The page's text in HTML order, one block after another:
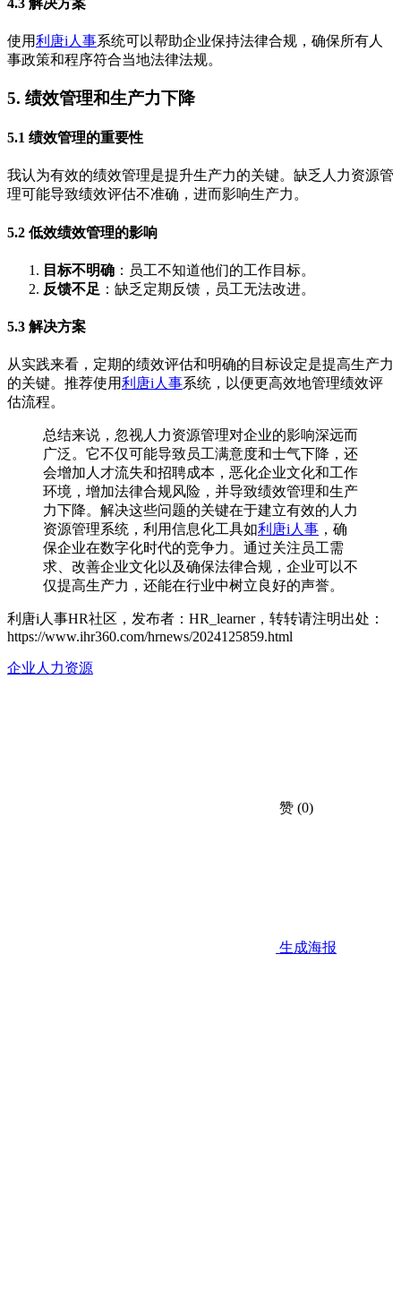
使用利唐i人事系统可以帮助企业保持法律合规，确保所有人
事政策和程序符合当地法律法规。
5. 绩效管理和生产力下降
5.1 绩效管理的重要性
我认为有效的绩效管理是提升生产力的关键。缺乏人力资源管
理可能导致绩效评估不准确，进而影响生产力。
5.2 低效绩效管理的影响
目标不明确 ：员工不知道他们的工作目标。
反馈不足 ：缺乏定期反馈，员工无法改进。
5.3 解决方案
从实践来看，定期的绩效评估和明确的目标设定是提高生产力
的关键。推荐使用利唐i人事系统，以便更高效地管理绩效评
估流程。
总结来说，忽视人力资源管理对企业的影响深远而
广泛。它不仅可能导致员工满意度和士气下降，还
会增加人才流失和招聘成本，恶化企业文化和工作
环境，增加法律合规风险，并导致绩效管理和生产
力下降。解决这些问题的关键在于建立有效的人力
资源管理系统，利用信息化工具如利唐i人事 ，确
保企业在数字化时代的竞争力。通过关注员工需
求、改善企业文化以及确保法律合规，企业可以不
仅提高生产力，还能在行业中树立良好的声誉。
利唐i人事HR社区，发布者：HR_learner，转转请注明出处：
https://www.ihr360.com/hrnews/2024125859.html
企业人力资源
赞 (0)
生成海报